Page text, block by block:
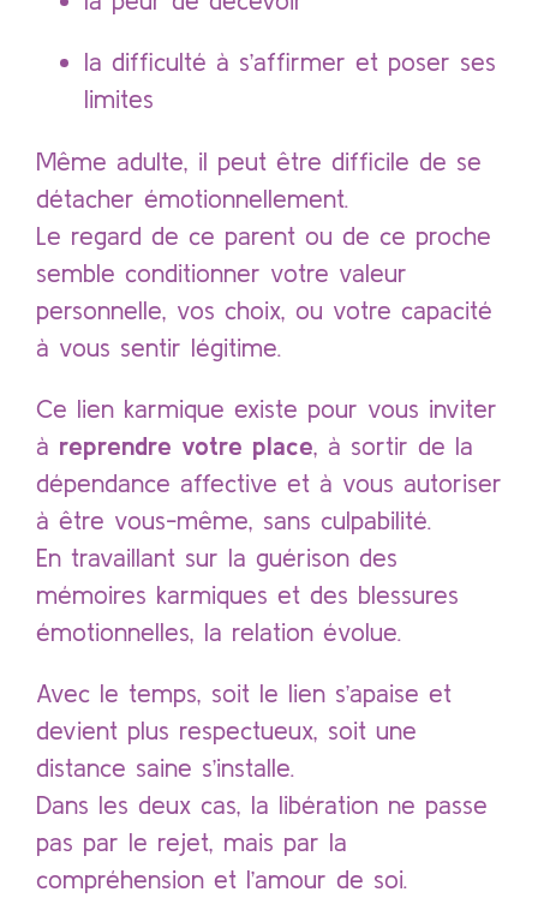
la difficulté à s’affirmer et poser ses
limites
Même adulte, il peut être difficile de se
détacher émotionnellement.
Le regard de ce parent ou de ce proche
semble conditionner votre valeur
personnelle, vos choix, ou votre capacité
à vous sentir légitime.
Ce lien karmique existe pour vous inviter
à reprendre votre place , à sortir de la
dépendance affective et à vous autoriser
à être vous-même, sans culpabilité.
En travaillant sur la guérison des
mémoires karmiques et des blessures
émotionnelles, la relation évolue.
Avec le temps, soit le lien s’apaise et
devient plus respectueux, soit une
distance saine s’installe.
Dans les deux cas, la libération ne passe
pas par le rejet, mais par la
compréhension et l’amour de soi.